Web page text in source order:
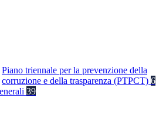
Piano triennale per la prevenzione della
corruzione e della trasparenza (PTPCT) 6
39